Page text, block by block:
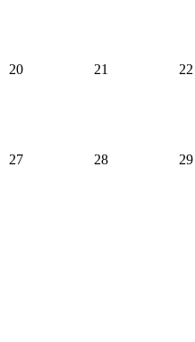
20 21 22
27 28 29